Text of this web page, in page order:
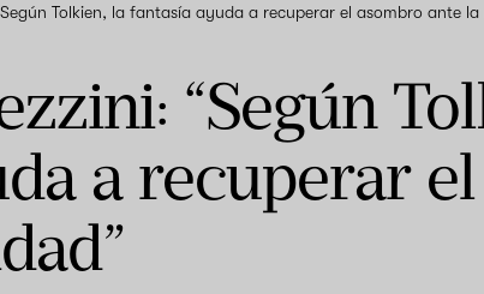
Tolkien, la fantasía ayuda a recuperar el asombro ante la
“Según
a recuperar